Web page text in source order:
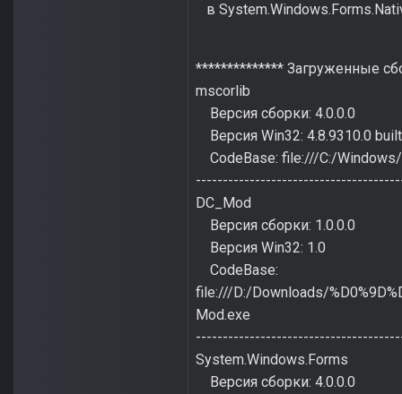
в
************** Загруженные
mscorlib
Версия сборки: 4.0.0.0
Версия Win32: 4.8.9310.0
CodeBase: file:///C:/
DC_Mod
Версия сборки: 1.0.0.0
Версия Win32: 1.0
CodeBase:
file:///D:/Downloads/
Mod.exe
System.Windows.Forms
Версия сборки: 4.0.0.0